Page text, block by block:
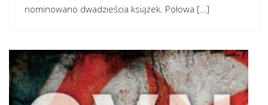
nominowano dwadzieścia książek. Połowa […]